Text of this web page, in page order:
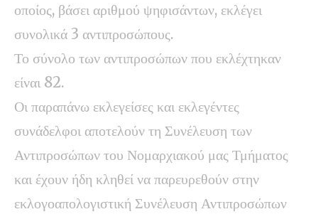
οποίος, βάσει αριθμού ψηφισάντων, εκλέγει
συνολικά 3 αντιπροσώπους.
Το σύνολο των αντιπροσώπων που εκλέχτηκαν
είναι 82.
Οι παραπάνω εκλεγείσες και εκλεγέντες
συνάδελφοι αποτελούν τη Συνέλευση των
Αντιπροσώπων του Νομαρχιακού μας Τμήματος
και έχουν ήδη κληθεί να παρευρεθούν στην
εκλογοαπολογιστική Συνέλευση Αντιπροσώπων